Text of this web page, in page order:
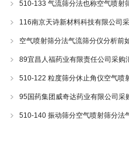
510-133 气流筛分法也称空气喷射
116南京天诗新材料科技有限公司
空气喷射筛分法气流筛分仪分析前
89宜昌人福药业有限责任公司采购
510-122 粒度筛分休止角仪空气喷
95国药集团威奇达药业有限公司
510-140 振动筛分空气喷射筛分法